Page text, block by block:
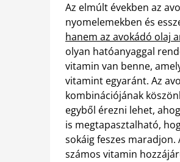
Az elmúlt években az
nyomelemekben és
hanem az avokádó olaj
olyan hatóanyaggal
vitamin van benne,
vitamint egyaránt. Az
kombinációjának
egyből érezni lehet,
is megtapasztalható,
sokáig feszes
számos vitamin